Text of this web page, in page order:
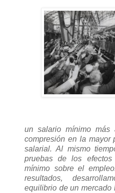
un salario mínimo
compresión en la mayor
salarial. Al mismo
pruebas de los
mínimo sobre el
resultados,
equilibrio de un mercado